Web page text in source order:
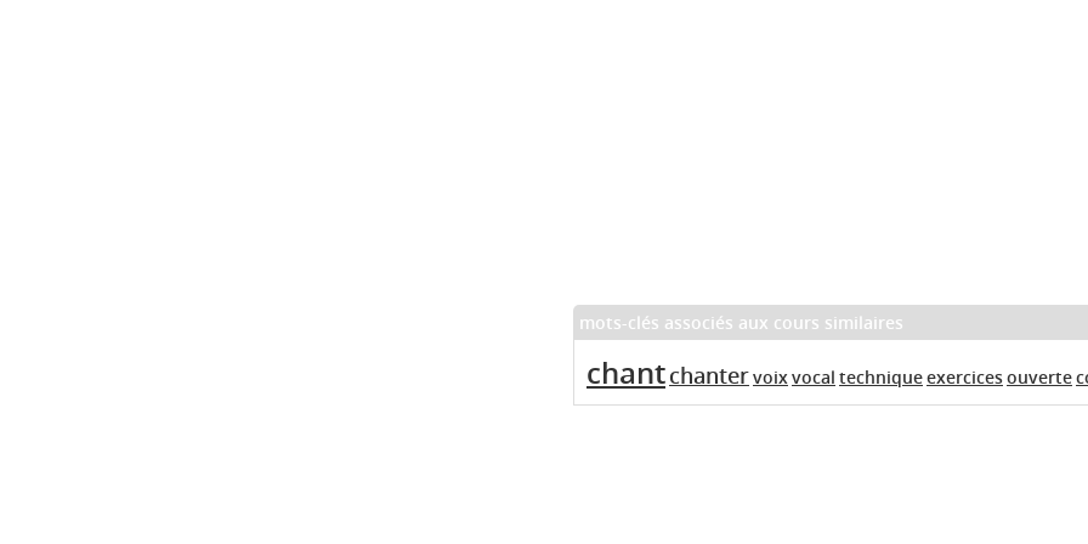
mots-clés associés aux cours similaires
chantchantervoixvocal techniqueexercicesouverte